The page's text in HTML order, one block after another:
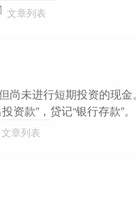
文章列表
尚未进行短期投资的现
款”，贷记“银行存款”
文章列表